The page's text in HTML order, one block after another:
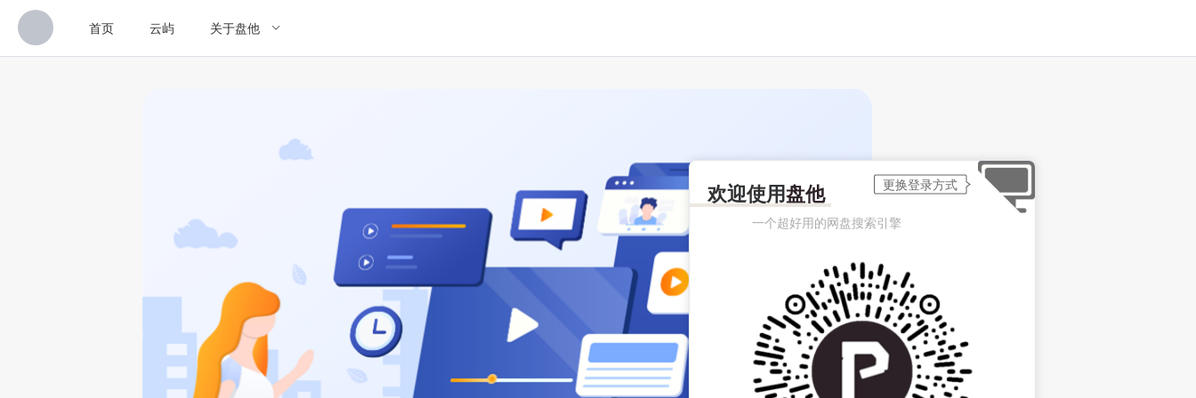
首页 云屿 关于盘他
欢迎使用盘他
一个超好用的网盘搜索引擎